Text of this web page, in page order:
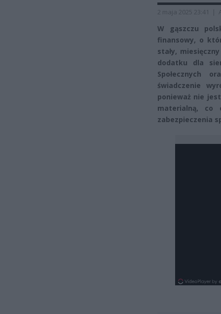
2 maja 2025 23:41 |
W gąszczu
finansowy, o
stały,
dodatku dla
Społecznych
świadczenie
ponieważ nie
materialną, co
zabezpieczenia